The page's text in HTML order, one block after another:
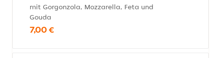
mit Gorgonzola, Mozzarella, Feta und
Gouda
7,00 €